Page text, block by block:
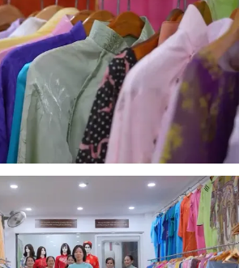
báo in và báo điện tử số 483/GP-BTTTT
Thủy
Nguyễn Thị Mỹ Hạnh, Phạm Quốc Thắng,
355 931 - 024.38 355 932
VTV:
024.66 897 897
024-7300.7108